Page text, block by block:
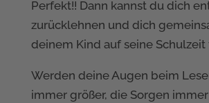
Perfekt!! Dann kannst du dich
zurücklehnen und dich
deinem Kind auf seine Schulzeit
Werden deine Augen beim
immer größer, die Sorgen